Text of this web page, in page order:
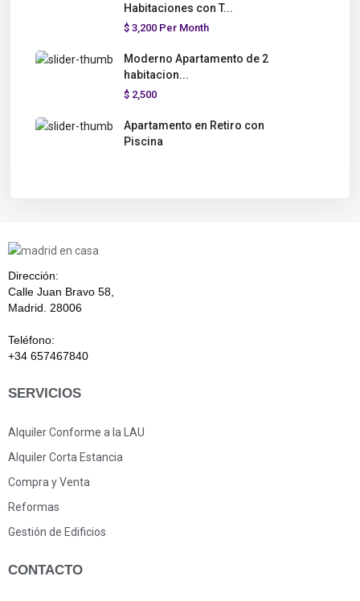
Habitaciones con T...
$ 3,200 Per Month
Moderno Apartamento de 2
habitacion...
$ 2,500
Apartamento en Retiro con
Piscina
Dirección:
Calle Juan Bravo 58,
Madrid. 28006
Teléfono:
+34 657467840
SERVICIOS
Alquiler Conforme a la LAU
Alquiler Corta Estancia
Compra y Venta
Reformas
Gestión de Edificios
CONTACTO